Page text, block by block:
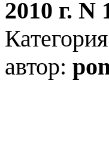
2010 г. N
автор: